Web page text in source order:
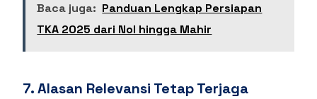
Baca juga: Panduan Lengkap Persiapan
TKA 2025 dari Nol hingga Mahir
7. Alasan Relevansi Tetap Terjaga